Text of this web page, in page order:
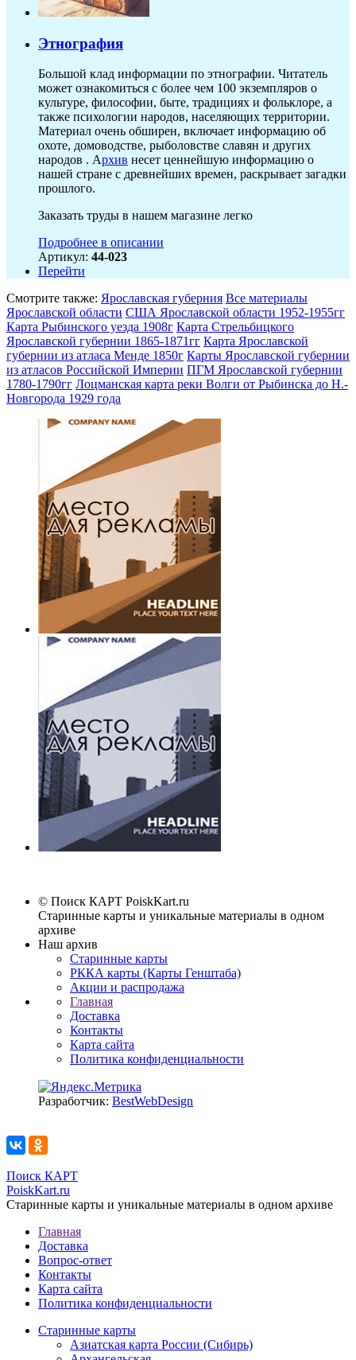
Этнография
Большой клад информации по этнографии. Читатель
может ознакомиться с более чем 100 экземпляров о
культуре, философии, быте, традициях и фольклоре, а
также психологии народов, населяющих территории.
Материал очень обширен, включает информацию об
охоте, домоводстве, рыболовстве славян и других
народов . Архив несет ценнейшую информацию о
нашей стране с древнейших времен, раскрывает загадки
прошлого.
Заказать труды в нашем магазине легко
Подробнее в описании
Артикул: 44-023
Перейти
Смотрите также: Ярославская губерния Все материалы
Ярославской области США Ярославской области 1952-1955гг
Карта Рыбинского уезда 1908г Карта Стрельбицкого
Ярославской губернии 1865-1871гг Карта Ярославской
губернии из атласа Менде 1850г Карты Ярославской губернии
из атласов Российской Империи ПГМ Ярославской губернии
1780-1790гг Лоцманская карта реки Волги от Рыбинска до Н.-
Новгорода 1929 года
© Поиск КАРТ PoiskKart.ru
Старинные карты и уникальные материалы в одном
архиве
Наш архив
Старинные карты
РККА карты (Карты Генштаба)
Акции и распродажа
Главная
Доставка
Контакты
Карта сайта
Политика конфиденциальности
Разработчик: BestWebDesign
Поиск КАРТ
PoiskKart.ru
Старинные карты и уникальные материалы в одном архиве
Главная
Доставка
Вопрос-ответ
Контакты
Карта сайта
Политика конфиденциальности
Старинные карты
Азиатская карта России (Сибирь)